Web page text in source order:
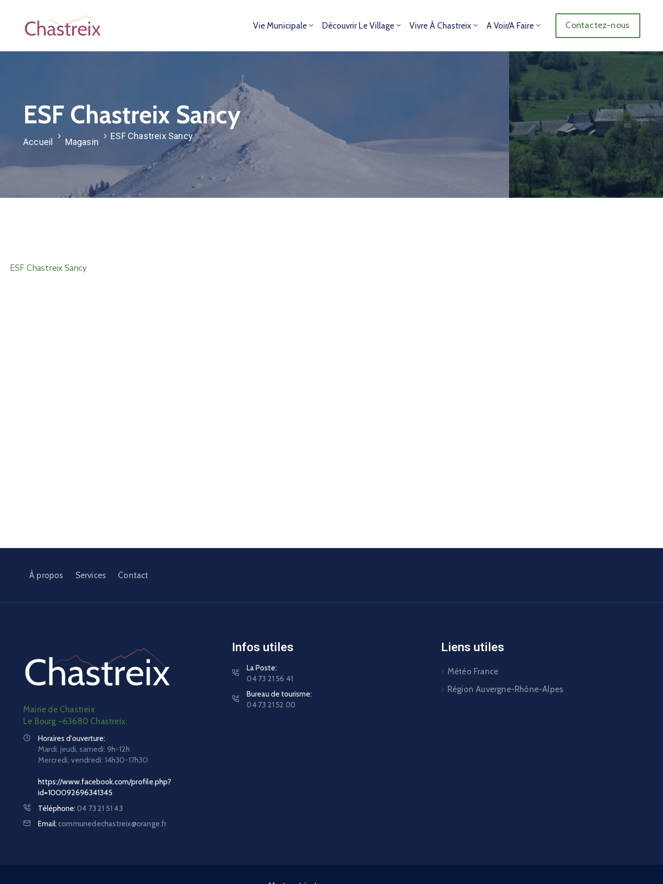
Vie Municipale Découvrir Le Village Vivre À Chastreix A Voir/A Faire Contactez-nous
ESF Chastreix Sancy
Accueil Magasin
ESF Chastreix Sancy
ESF Chastreix Sancy
À propos Services Contact
Mairie de Chastreix
Le Bourg –63680 Chastreix
Horaires d'ouverture:
Mardi, jeudi, samedi: 9h-12h
Mercredi, vendredi: 14h30-17h30
https://www.facebook.com/profile.php?
id=100092696341345
Téléphone: 04 73 21 51 43
Email: communedechastreix@orange.fr
Infos utiles
La Poste:
04 73 21 56 41
Bureau de tourisme:
04 73 21 52 00
Liens utiles
Météo France
Région Auvergne-Rhône-Alpes